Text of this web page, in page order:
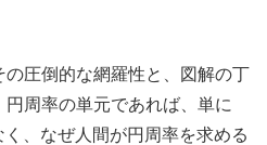
の圧倒的な網羅性と、図解の丁
周率の単元であれば、単に
く、なぜ人間が円周率を求める